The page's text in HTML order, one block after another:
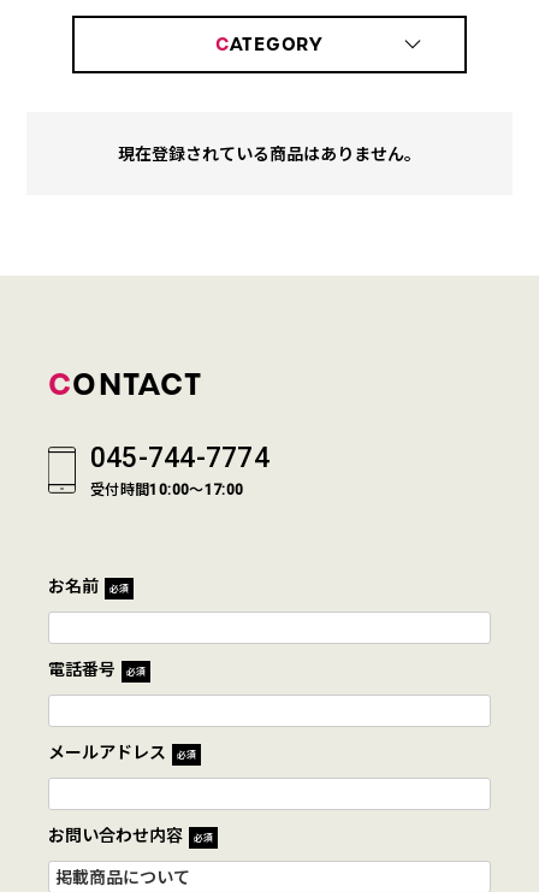
CATEGORY
現在登録されている商品はありません。
CONTACT
045-744-7774
受付時間10:00～17:00
お名前 必須
電話番号 必須
メールアドレス 必須
お問い合わせ内容 必須